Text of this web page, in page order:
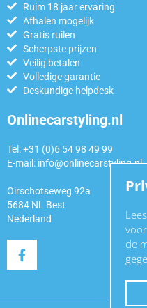
Ruim 18 jaar ervaring
Afhalen mogelijk
Gratis ruilen
Scherpste prijzen
Veilig betalen
Volledige garantie
Deskundige helpdesk
Onlinecarstyling.nl
Tel: +31 (0)6 54 98 49 99
E-mail: info@onlinecarstyling.nl
Oirschotseweg 92a
5684 NL Best
Nederland
de